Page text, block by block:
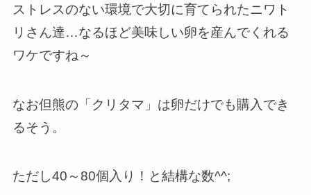
ストレスのない環境で大切に育てられたニワト
リさん達…なるほど美味しい卵を産んでくれる
ワケですね～
なお但熊の「クリタマ」は卵だけでも購入でき
るそう。
ただし40～80個入り！と結構な数^^;